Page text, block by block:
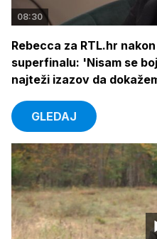
08:30
Rebecca za RTL.hr
superfinalu: 'Nisam se
najteži izazov da
GLEDAJ